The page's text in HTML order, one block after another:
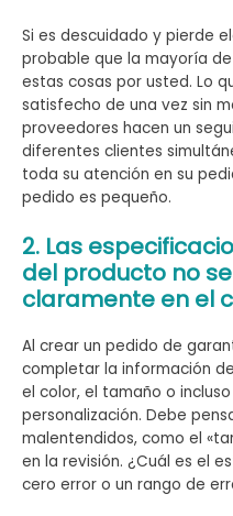
Si es descuidado y pierde
probable que la mayoría
estas cosas por usted. Lo
satisfecho de una vez sin
proveedores hacen un
diferentes clientes
toda su atención en su
pedido es pequeño.
2. Las
del producto no
claramente en el
Al crear un pedido de
completar la información
el color, el tamaño o
personalización. Debe
malentendidos, como el
en la revisión. ¿Cuál es el
cero error o un rango de